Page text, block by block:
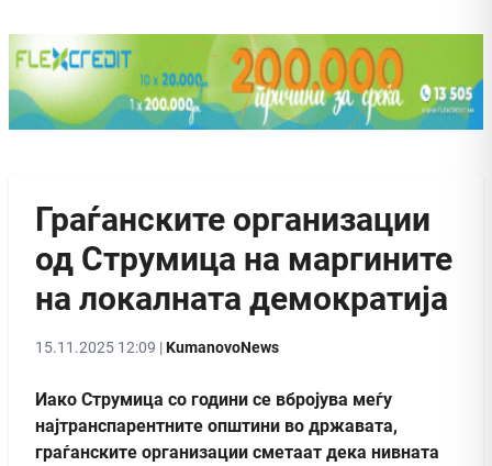
Граѓанските организации
од Струмица на маргините
на локалната демократија
15.11.2025 12:09 |KumanovoNews
Иако Струмица со години се вбројува меѓу
најтранспарентните општини во државата,
граѓанските организации сметаат дека нивната